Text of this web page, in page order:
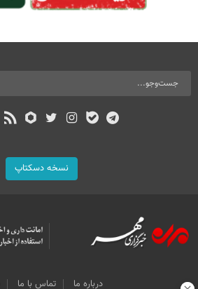
نسخه دسکتاپ
درباره ما تماس با ما